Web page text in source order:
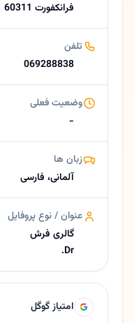
60311 فرانکفورت
تلفن
069288838
وضعیت فعلی
-
زبان ها
آلمانی، فارسی
عنوان / نوع پروفایل
گالری فرش
Dr.
امتیاز گوگل